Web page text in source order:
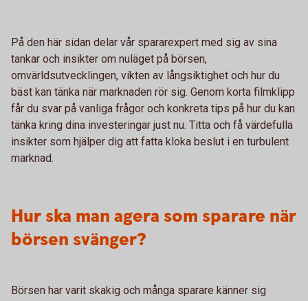
På den här sidan delar vår spararexpert med sig av sina
tankar och insikter om nuläget på börsen,
omvärldsutvecklingen, vikten av långsiktighet och hur du
bäst kan tänka när marknaden rör sig. Genom korta filmklipp
får du svar på vanliga frågor och konkreta tips på hur du kan
tänka kring dina investeringar just nu. Titta och få värdefulla
insikter som hjälper dig att fatta kloka beslut i en turbulent
marknad.
Hur ska man agera som sparare när
börsen svänger?
Börsen har varit skakig och många sparare känner sig